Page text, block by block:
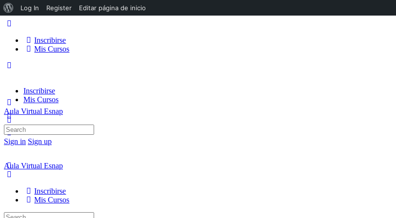
Acerca
WordPress
Log In Register Editar página de inicio
Inscribirse
Mis Cursos
Inscribirse
Mis Cursos
Sign in Sign up
Aula Virtual Esnap
Search
for:
Aula Virtual Esnap
Inscribirse
Mis Cursos
Search